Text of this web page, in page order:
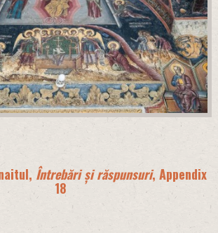
Întrebări și răspunsuri, Appendix
18